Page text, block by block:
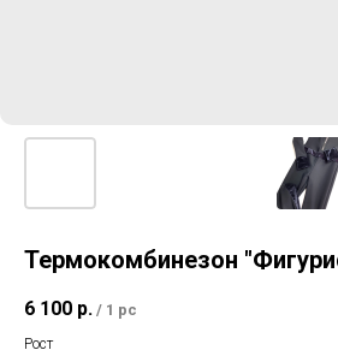
Термокомбинезон
6 100 р. / 1 pc
Рост